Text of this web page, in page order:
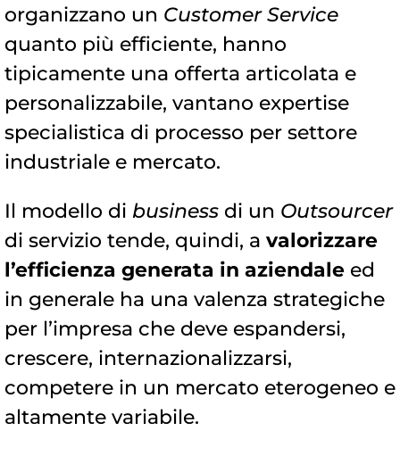
organizzano un Customer Service
quanto più efficiente, hanno
tipicamente una offerta articolata e
personalizzabile, vantano expertise
specialistica di processo per settore
industriale e mercato.
Il modello di business di un Outsourcer
di servizio tende, quindi, a valorizzare
l’efficienza generata in aziendale ed
in generale ha una valenza strategiche
per l’impresa che deve espandersi,
crescere, internazionalizzarsi,
competere in un mercato eterogeneo e
altamente variabile.